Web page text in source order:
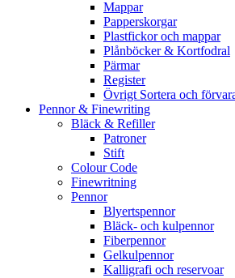
Mappar
Papperskorgar
Plastfickor och mappar
Plånböcker & Kortfodral
Pärmar
Register
Övrigt Sortera och
Pennor & Finewriting
Bläck & Refiller
Patroner
Stift
Colour Code
Finewritning
Pennor
Blyertspennor
Bläck- och kulpennor
Fiberpennor
Gelkulpennor
Kalligrafi och reservoar